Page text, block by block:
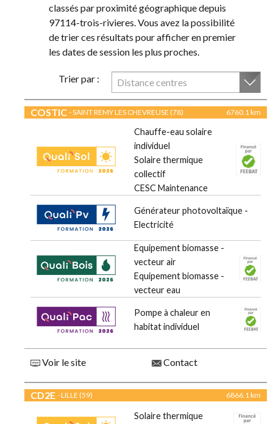
classés par proximité géographique depuis
97114-trois-rivieres. Vous avez la possibilité
de trier ces résultats pour afficher en premier
les dates de session les plus proches.
Trier par : Distance centres
COSTIC - SAINT REMY LES CHEVREUSE (78) 6760.1 km
Chauffe-eau solaire
individuel
Solaire thermique
collectif
CESC Maintenance
Générateur photovoltaïque -
Electricité
Equipement biomasse -
vecteur air
Equipement biomasse -
vecteur eau
Pompe à chaleur en
habitat individuel
Voir le site Contact
CD2E - LILLE (59) 6866.1 km
Solaire thermique